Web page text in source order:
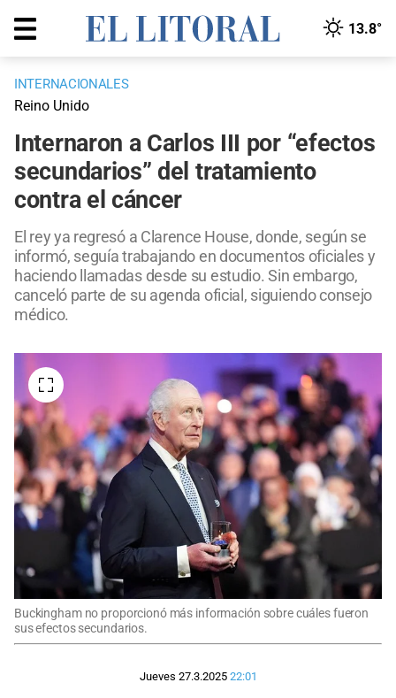
13.8°
INTERNACIONALES
Reino Unido
Internaron a Carlos III por “efectos
secundarios” del tratamiento
contra el cáncer
El rey ya regresó a Clarence House, donde, según se
informó, seguía trabajando en documentos oficiales y
haciendo llamadas desde su estudio. Sin embargo,
canceló parte de su agenda oficial, siguiendo consejo
médico.
Buckingham no proporcionó más información sobre cuáles fueron
sus efectos secundarios.
Jueves 27.3.2025 22:01